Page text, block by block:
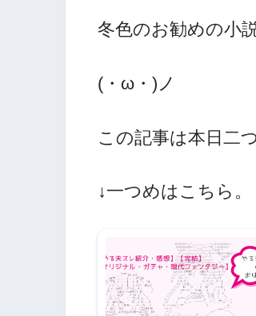
冬色のお勧めの小
(・ω・)ノ
この記事は本日二
↓一つめはこちら。